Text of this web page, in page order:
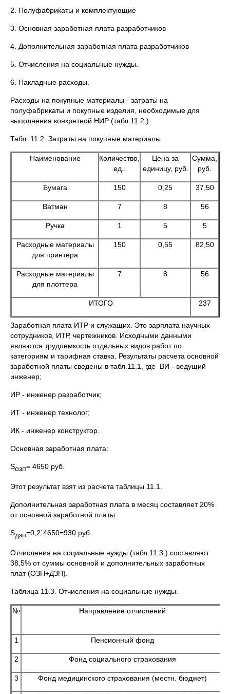
2. Полуфабрикаты и комплектующие
3. Основная заработная плата разработчиков
4. Дополнительная заработная плата разработчиков
5. Отчисления на социальные нужды.
6. Накладные расходы.
Расходы на покупные материалы - затраты на
полуфабрикаты и покупные изделия, необходимые для
выполнения конкретной НИР (табл.11.2.).
Табл. 11.2. Затраты на покупные материалы.
Наименование
Количество,
ед..
Цена за
единицу, руб.
Сумма,
руб.
Бумага 150 0,25 37,50
Ватман 7 8 56
Ручка 1 5 5
Расходные материалы
для принтера
150 0,55 82,50
Расходные материалы
для плоттера
7 8 56
ИТОГО 237
Заработная плата ИТР и служащих. Это зарплата научных
сотрудников, ИТР, чертежников. Исходными данными
являются трудоемкость отдельных видов работ по
категориям и тарифная ставка. Результаты расчета основной
заработной платы сведены в табл.11.1, где ВИ - ведущий
инженер;
ИР - инженер разработчик;
ИТ - инженер технолог;
ИК - инженер конструктор.
Основная заработная плата:
Sозп= 4650 руб.
Этот результат взят из расчета таблицы 11.1.
Дополнительная заработная плата в месяц составляет 20%
от основной заработной платы:
Sдзп=0,2´4650=930 руб.
Отчисления на социальные нужды (табл.11.3.) составляют
38,5% от суммы основной и дополнительных заработных
плат (ОЗП+ДЗП).
Таблица 11.3. Отчисления на социальные нужды.
№
Направление отчислений
1 Пенсионный фонд
2 Фонд социального страхования
3 Фонд медицинского страхования (местн. бюджет)